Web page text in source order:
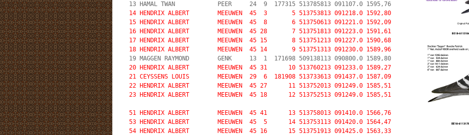
13 HAMAL TWAN            PEER     24  9  177315 513785813 091107.0 1595,76
14 HENDRIX ALBERT        MEEUWEN  45  3       5 513753813 091218.0 1592,80
15 HENDRIX ALBERT        MEEUWEN  45  8       6 513750613 091221.0 1592,09
16 HENDRIX ALBERT        MEEUWEN  45 28       7 513751813 091223.0 1591,61
17 HENDRIX ALBERT        MEEUWEN  45 15       8 513751213 091227.0 1590,68
18 HENDRIX ALBERT        MEEUWEN  45 14       9 513751313 091230.0 1589,96
20 HENDRIX ALBERT        MEEUWEN  45 31      10 513760213 091233.0 1589,27
21 CEYSSENS LOUIS        MEEUWEN  29  6  181908 513733613 091437.0 1587,09
22 HENDRIX ALBERT        MEEUWEN  45 27      11 513752013 091249.0 1585,51
23 HENDRIX ALBERT        MEEUWEN  45 18      12 513752513 091249.0 1585,51
51 HENDRIX ALBERT        MEEUWEN  45 41      13 513758013 091410.0 1566,76
53 HENDRIX ALBERT        MEEUWEN  45  5      14 513753113 091420.0 1564,47
54 HENDRIX ALBERT        MEEUWEN  45 16      15 513751913 091425.0 1563,33